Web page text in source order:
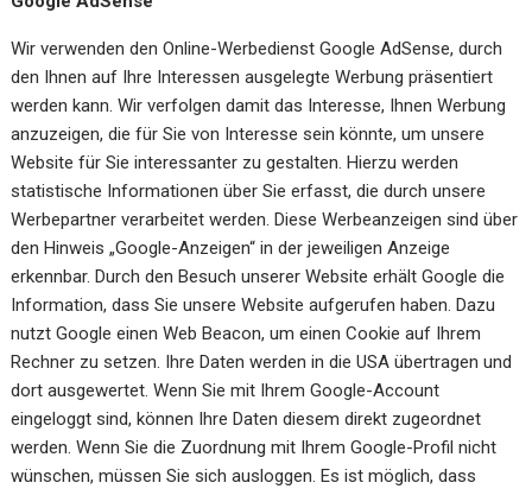
Wir verwenden den Online-Werbedienst Google AdSense, durch
den Ihnen auf Ihre Interessen ausgelegte Werbung präsentiert
werden kann. Wir verfolgen damit das Interesse, Ihnen Werbung
anzuzeigen, die für Sie von Interesse sein könnte, um unsere
Website für Sie interessanter zu gestalten. Hierzu werden
statistische Informationen über Sie erfasst, die durch unsere
Werbepartner verarbeitet werden. Diese Werbeanzeigen sind über
den Hinweis „Google-Anzeigen“ in der jeweiligen Anzeige
erkennbar. Durch den Besuch unserer Website erhält Google die
Information, dass Sie unsere Website aufgerufen haben. Dazu
nutzt Google einen Web Beacon, um einen Cookie auf Ihrem
Rechner zu setzen. Ihre Daten werden in die USA übertragen und
dort ausgewertet. Wenn Sie mit Ihrem Google-Account
eingeloggt sind, können Ihre Daten diesem direkt zugeordnet
werden. Wenn Sie die Zuordnung mit Ihrem Google-Profil nicht
wünschen, müssen Sie sich ausloggen. Es ist möglich, dass